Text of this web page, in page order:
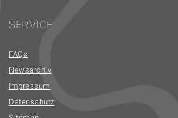
SERVICE
FAQs
Newsarchiv
Impressum
Datenschutz